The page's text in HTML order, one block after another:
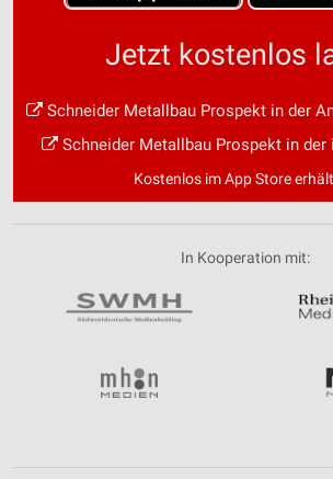
Jetzt kostenlos
Schneider Metallbau Prospekt in der
Schneider Metallbau Prospekt in der
Kostenlos im App Store
In Kooperation mit: